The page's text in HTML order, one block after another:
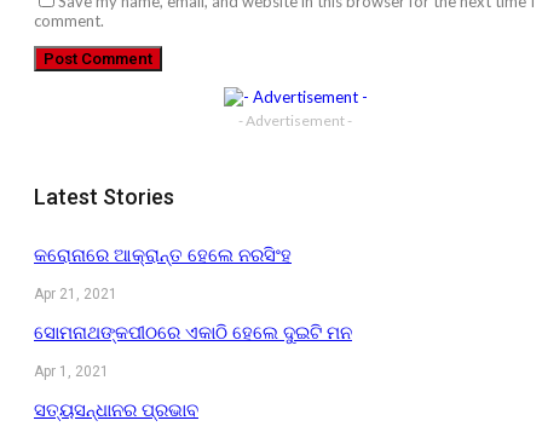
comment.
- Advertisement -
Latest Stories
କରୋନାରେ ଆକ୍ରାନ୍ତ ହେଲେ ନରସିଂହ
Apr 21, 2021
ସୋମନାଥଙ୍କପୀଠରେ ଏକାଠି ହେଲେ ଦୁଇଟି ମନ
Apr 1, 2021
ସତ୍ୟସନ୍ଧାନର ପ୍ରଭାବ